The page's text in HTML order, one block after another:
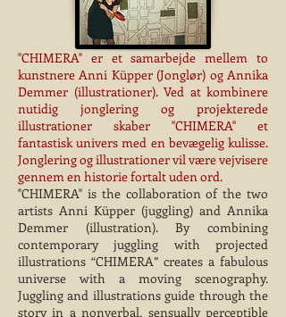
''CHIMERA'' er et samarbejde mellem to
kunstnere Anni Küpper (Jonglør) og Annika
Demmer (illustrationer). Ved at kombinere
nutidig jonglering og projekterede
illustrationer skaber ''CHIMERA'' et
fantastisk univers med en bevægelig kulisse.
Jonglering og illustrationer vil være vejvisere
gennem en historie fortalt uden ord.
"CHIMERA" is the collaboration of the two
artists Anni Küpper (juggling) and Annika
Demmer (illustration). By combining
contemporary juggling with projected
illustrations “CHIMERA” creates a fabulous
universe with a moving scenography.
Juggling and illustrations guide through the
story in a nonverbal, sensually perceptible